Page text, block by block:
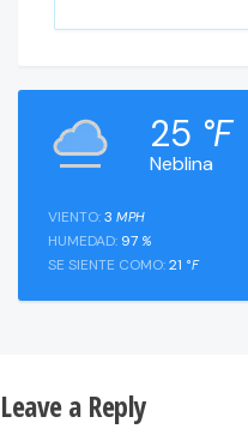
Neblina
25 °F
VIENTO:3 MPH
HUMEDAD: 97 %
SE SIENTE COMO:21 °F
Leave a Reply